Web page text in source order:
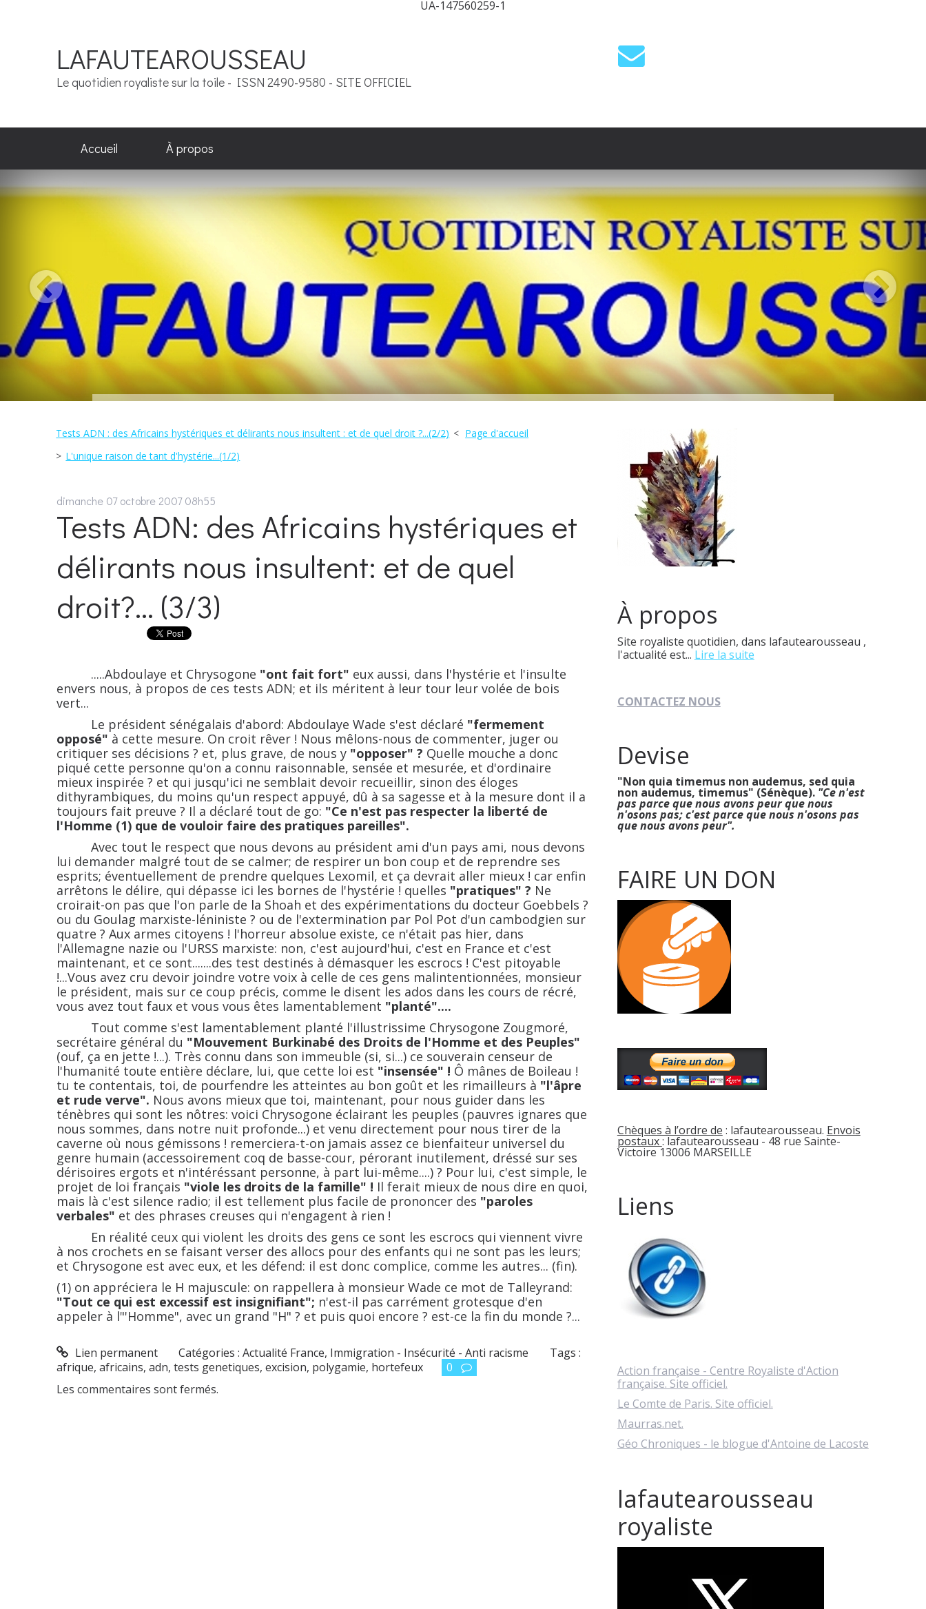
UA-147560259-1
LAFAUTEAROUSSEAU
Le quotidien royaliste sur la toile - ISSN 2490-9580 - SITE OFFICIEL
Accueil À propos
Tests ADN : des Africains hystériques et délirants nous insultent : et de quel droit ?...(2/2)
Page d'accueil
L'unique raison de tant d'hystérie...(1/2)
dimanche 07 octobre 2007 08h55
Tests ADN: des Africains hystériques et
délirants nous insultent: et de quel
droit?... (3/3)
.....Abdoulaye et Chrysogone "ont fait fort" eux aussi, dans l'hystérie et l'insulte
envers nous, à propos de ces tests ADN; et ils méritent à leur tour leur volée de bois
vert...
Le président sénégalais d'abord: Abdoulaye Wade s'est déclaré "fermement
opposé" à cette mesure. On croit rêver ! Nous mêlons-nous de commenter, juger ou
critiquer ses décisions ? et, plus grave, de nous y "opposer" ? Quelle mouche a donc
piqué cette personne qu'on a connu raisonnable, sensée et mesurée, et d'ordinaire
mieux inspirée ? et qui jusqu'ici ne semblait devoir recueillir, sinon des éloges
dithyrambiques, du moins qu'un respect appuyé, dû à sa sagesse et à la mesure dont il a
toujours fait preuve ? Il a déclaré tout de go: "Ce n'est pas respecter la liberté de
l'Homme (1) que de vouloir faire des pratiques pareilles".
Avec tout le respect que nous devons au président ami d'un pays ami, nous devons
lui demander malgré tout de se calmer; de respirer un bon coup et de reprendre ses
esprits; éventuellement de prendre quelques Lexomil, et ça devrait aller mieux ! car enfin
arrêtons le délire, qui dépasse ici les bornes de l'hystérie ! quelles "pratiques" ? Ne
croirait-on pas que l'on parle de la Shoah et des expérimentations du docteur Goebbels ?
ou du Goulag marxiste-léniniste ? ou de l'extermination par Pol Pot d'un cambodgien sur
quatre ? Aux armes citoyens ! l'horreur absolue existe, ce n'était pas hier, dans
l'Allemagne nazie ou l'URSS marxiste: non, c'est aujourd'hui, c'est en France et c'est
maintenant, et ce sont.......des test destinés à démasquer les escrocs ! C'est pitoyable
!...Vous avez cru devoir joindre votre voix à celle de ces gens malintentionnées, monsieur
le président, mais sur ce coup précis, comme le disent les ados dans les cours de récré,
vous avez tout faux et vous vous êtes lamentablement "planté"....
Tout comme s'est lamentablement planté l'illustrissime Chrysogone Zougmoré,
secrétaire général du "Mouvement Burkinabé des Droits de l'Homme et des Peuples"
(ouf, ça en jette !...). Très connu dans son immeuble (si, si...) ce souverain censeur de
l'humanité toute entière déclare, lui, que cette loi est "insensée" ! Ô mânes de Boileau !
tu te contentais, toi, de pourfendre les atteintes au bon goût et les rimailleurs à "l'âpre
et rude verve". Nous avons mieux que toi, maintenant, pour nous guider dans les
ténèbres qui sont les nôtres: voici Chrysogone éclairant les peuples (pauvres ignares que
nous sommes, dans notre nuit profonde...) et venu directement pour nous tirer de la
caverne où nous gémissons ! remerciera-t-on jamais assez ce bienfaiteur universel du
genre humain (accessoirement coq de basse-cour, pérorant inutilement, dréssé sur ses
dérisoires ergots et n'intéréssant personne, à part lui-même....) ? Pour lui, c'est simple, le
projet de loi français "viole les droits de la famille" ! Il ferait mieux de nous dire en quoi,
mais là c'est silence radio; il est tellement plus facile de prononcer des "paroles
verbales" et des phrases creuses qui n'engagent à rien !
En réalité ceux qui violent les droits des gens ce sont les escrocs qui viennent vivre
à nos crochets en se faisant verser des allocs pour des enfants qui ne sont pas les leurs;
et Chrysogone est avec eux, et les défend: il est donc complice, comme les autres... (fin).
(1) on appréciera le H majuscule: on rappellera à monsieur Wade ce mot de Talleyrand:
"Tout ce qui est excessif est insignifiant"; n'est-il pas carrément grotesque d'en
appeler à l"'Homme", avec un grand "H" ? et puis quoi encore ? est-ce la fin du monde ?...
Lien permanent Catégories :Actualité France, Immigration - Insécurité - Anti racisme
Tags :
afrique, africains, adn, tests genetiques, excision, polygamie, hortefeux
0
Les commentaires sont fermés.
À propos
Site royaliste quotidien, dans lafautearousseau ,
l'actualité est... Lire la suite
CONTACTEZ NOUS
Devise
"Non quia timemus non audemus, sed quia
non audemus, timemus" (Sénèque). "Ce n'est
pas parce que nous avons peur que nous
n'osons pas; c'est parce que nous n'osons pas
que nous avons peur".
FAIRE UN DON
Chèques à l’ordre de : lafautearousseau. Envois
postaux: lafautearousseau - 48 rue Sainte-
Victoire 13006 MARSEILLE
Liens
Action française - Centre Royaliste d'Action
française. Site officiel.
Le Comte de Paris. Site officiel.
Maurras.net.
Géo Chroniques - le blogue d'Antoine de Lacoste
lafautearousseau
royaliste